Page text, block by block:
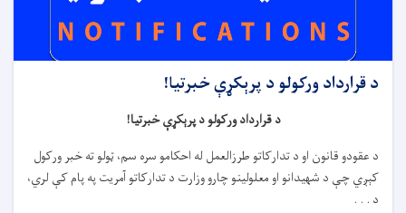
د قرارداد ورکولو د پرېکړې خبرتیا!
د قرارداد ورکولو د پرېکړې خبرتیا!
د عقودو قانون او د تدارکاتو طرزالعمل له احکامو سره سم، ټولو ته خبر ورکول
کېږي چې د شهیدانو او معلولینو چارو وزارت د تدارکاتو آمریت په پام کې لري،
د . . .